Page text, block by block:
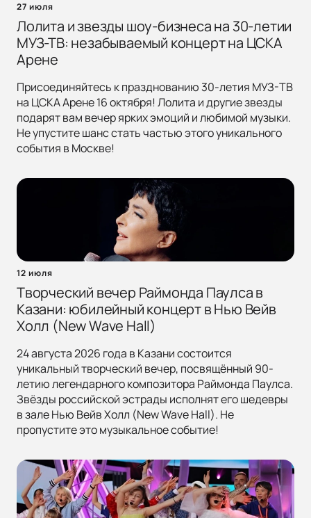
27 июля
Лолита и звезды шоу-бизнеса на 30-летии
МУЗ-ТВ: незабываемый концерт на ЦСКА
Арене
Присоединяйтесь к празднованию 30-летия МУЗ-ТВ
на ЦСКА Арене 16 октября! Лолита и другие звезды
подарят вам вечер ярких эмоций и любимой музыки.
Не упустите шанс стать частью этого уникального
события в Москве!
12 июля
Творческий вечер Раймонда Паулса в
Казани: юбилейный концерт в Нью Вейв
Холл (New Wave Hall)
24 августа 2026 года в Казани состоится
уникальный творческий вечер, посвящённый 90-
летию легендарного композитора Раймонда Паулса.
Звёзды российской эстрады исполнят его шедевры
в зале Нью Вейв Холл (New Wave Hall). Не
пропустите это музыкальное событие!